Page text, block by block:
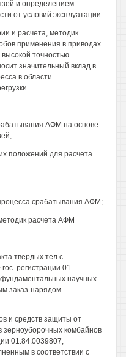
и определением
от условий эксплуатации.
и расчета, методик
применения в приводах
точностью
значительный вклад в
в области
АФМ на основе
положений для расчета
срабатывания АФМ;
расчета АФМ
твердых тел с
регистрации 01
научных
заказ-нарядом
и средств защиты от
зерноуборочных комбайнов
01.84.0039807,
в соответствии с